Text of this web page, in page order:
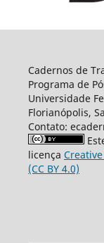
Cadernos de
Programa de
Universidade
Florianópolis,
Contato:
licença
(CC BY 4.0)